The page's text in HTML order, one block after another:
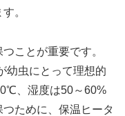
。
ことが重要です。
幼虫にとって理想的
、湿度は50～60%
ために、保温ヒータ